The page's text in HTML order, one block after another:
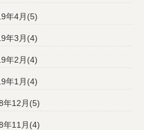
年4月(5)
年3月(4)
年2月(4)
年1月(4)
年12月(5)
年11月(4)